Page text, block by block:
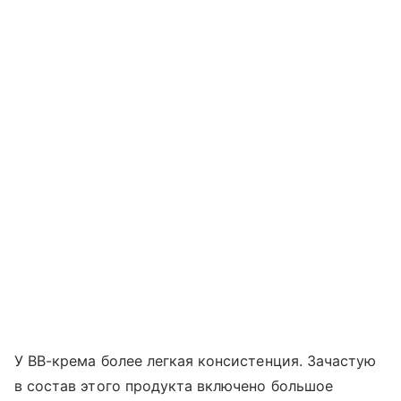
У BB-крема более легкая консистенция. Зачастую
в состав этого продукта включено большое